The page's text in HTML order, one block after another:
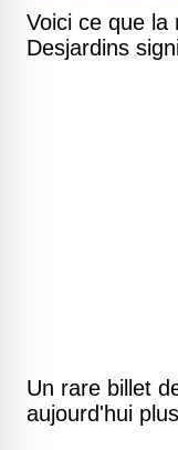
Voici ce que la
Desjardins
Un rare billet
aujourd'hui